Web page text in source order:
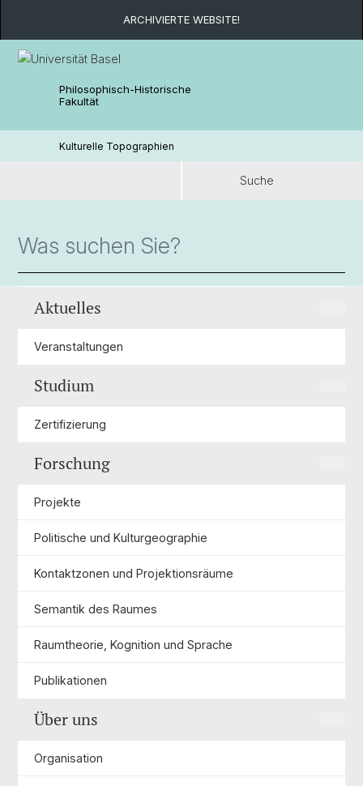
ARCHIVIERTE WEBSITE!
Philosophisch-Historische
Fakultät
Kulturelle Topographien
Suche
Aktuelles
Veranstaltungen
Studium
Zertifizierung
Forschung
Projekte
Politische und Kulturgeographie
Kontaktzonen und Projektionsräume
Semantik des Raumes
Raumtheorie, Kognition und Sprache
Publikationen
Über uns
Organisation